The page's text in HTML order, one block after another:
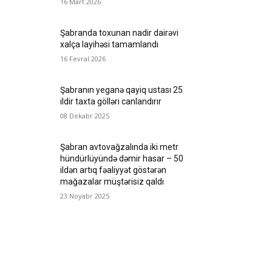
Şabranda toxunan nadir dairəvi
xalça layihəsi tamamlandı
16 Fevral 2026
Şabranın yeganə qayiq ustası 25
ildir taxta gölləri canlandırır
08 Dekabr 2025
Şabran avtovağzalında iki metr
hündürlüyündə dəmir hasar – 50
ildən artıq fəaliyyət göstərən
mağazalar müştərisiz qaldı
23 Noyabr 2025